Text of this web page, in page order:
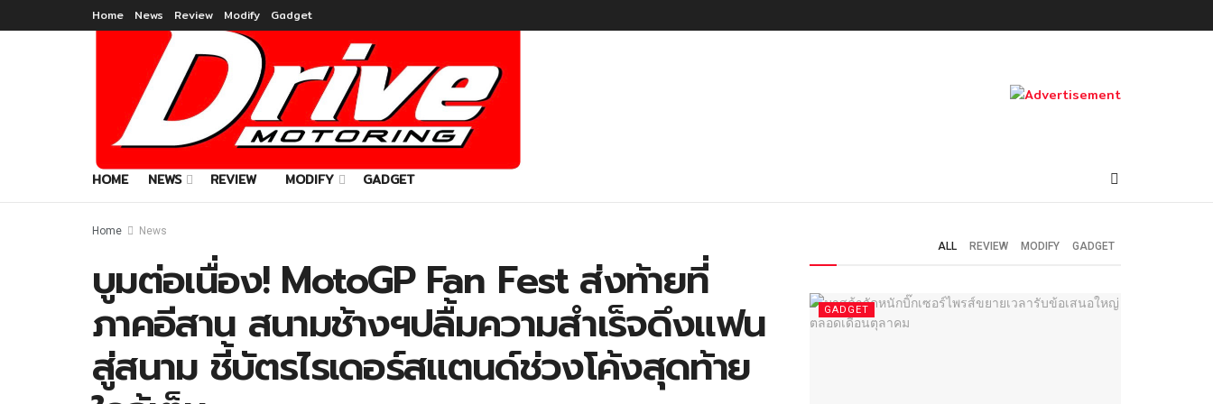
Home News Review Modify Gadget
HOME NEWS REVIEW MODIFY GADGET
Home News
บูมต่อเนื่อง! MotoGP Fan Fest ส่งท้ายที่
ภาคอีสาน สนามช้างฯปลื้มความสำเร็จดึงแฟน
สู่สนาม ชี้บัตรไรเดอร์สแตนด์ช่วงโค้งสุดท้าย
ALL REVIEW MODIFY GADGET
GADGET